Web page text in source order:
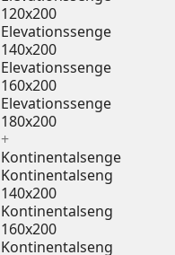
120x200
Elevationssenge
140x200
Elevationssenge
160x200
Elevationssenge
180x200
+
Kontinentalsenge
Kontinentalseng
140x200
Kontinentalseng
160x200
Kontinentalseng